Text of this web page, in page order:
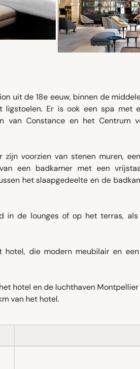
uit de 18e eeuw, binnen de
Er is ook een spa met
van Constance en het Centrum
voorzien van stenen muren,
een badkamer met een
het slaapgedeelte en de
in de lounges of op het terras,
die modern meubilair en
hotel en de luchthaven
van het hotel.